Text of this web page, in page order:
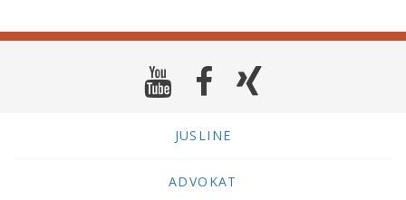
JUSLINE
ADVOKAT